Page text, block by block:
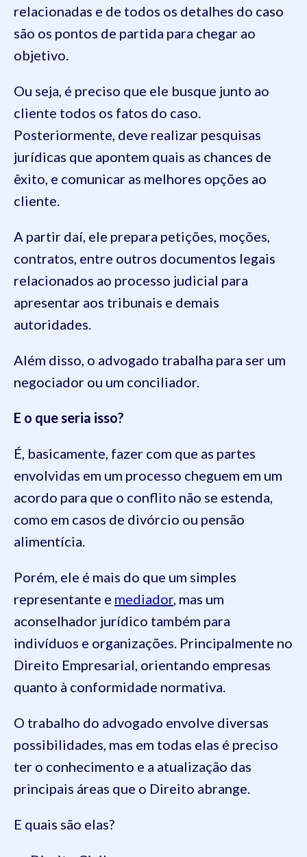
relacionadas e de todos os detalhes do caso
são os pontos de partida para chegar ao
objetivo.
Ou seja, é preciso que ele busque junto ao
cliente todos os fatos do caso.
Posteriormente, deve realizar pesquisas
jurídicas que apontem quais as chances de
êxito, e comunicar as melhores opções ao
cliente.
A partir daí, ele prepara petições, moções,
contratos, entre outros documentos legais
relacionados ao processo judicial para
apresentar aos tribunais e demais
autoridades.
Além disso, o advogado trabalha para ser um
negociador ou um conciliador.
E o que seria isso?
É, basicamente, fazer com que as partes
envolvidas em um processo cheguem em um
acordo para que o conflito não se estenda,
como em casos de divórcio ou pensão
alimentícia.
Porém, ele é mais do que um simples
representante e mediador, mas um
aconselhador jurídico também para
indivíduos e organizações. Principalmente no
Direito Empresarial, orientando empresas
quanto à conformidade normativa.
O trabalho do advogado envolve diversas
possibilidades, mas em todas elas é preciso
ter o conhecimento e a atualização das
principais áreas que o Direito abrange.
E quais são elas?